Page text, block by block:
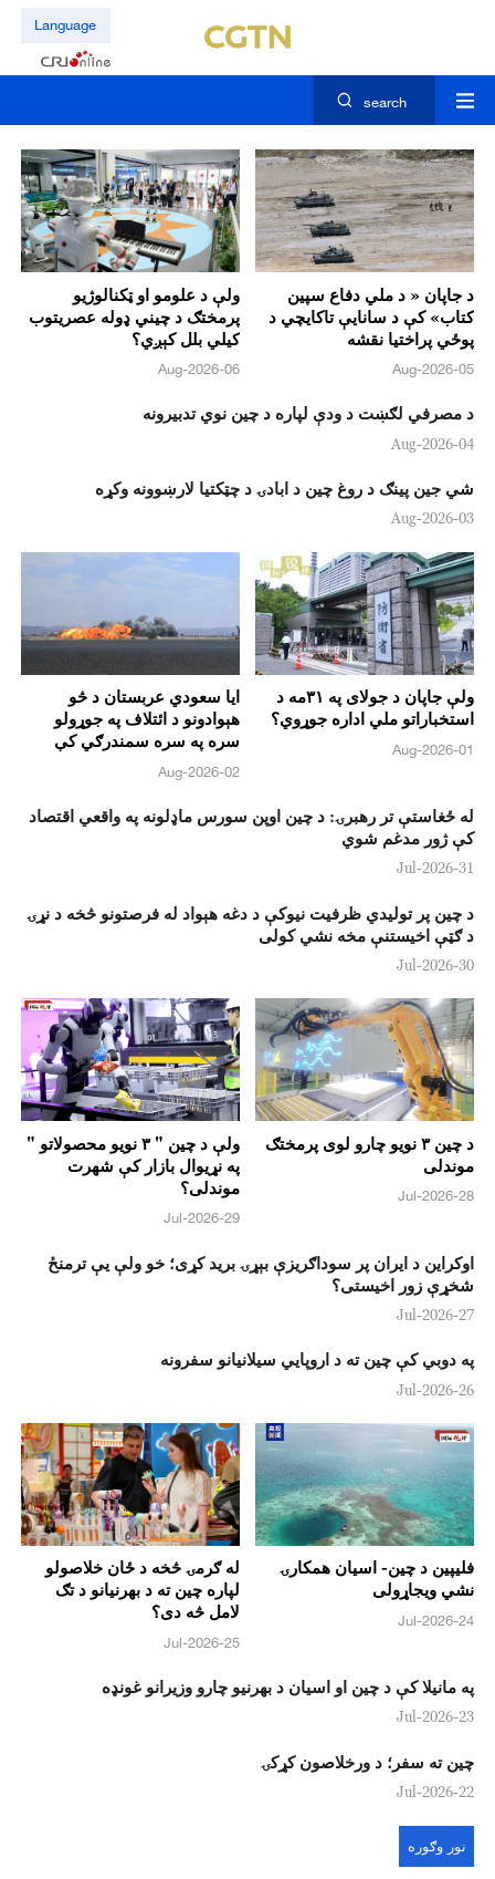
Language
search
ولې د علومو او ټکنالوژيو
پرمختګ د چيني ډوله عصريتوب
کيلي بلل کېږي؟
06-Aug-2026
د جاپان « د ملي دفاع سپين
کتاب» کې د سانايې تاکایچي د
پوځي پراختيا نقشه
05-Aug-2026
د مصرفي لګښت د ودې لپاره د چين نوي تدبیرونه
04-Aug-2026
شي جين پينګ د روغ چين د ابادۍ د چټکتيا لارښوونه وکړه
03-Aug-2026
ایا سعودي عربستان د څو
هېوادونو د ائتلاف په جوړولو
سره په سره سمندرګي کې
ټرانسپورټي ستونزه حلولای
02-Aug-2026
ولې جاپان د جولای په ۳۱مه د
استخباراتو ملي اداره جوړوي؟
01-Aug-2026
له ځغاستې تر رهبرۍ: د چین اوپن سورس ماډلونه په واقعي اقتصاد
کې ژور مدغم شوي
31-Jul-2026
د چین پر توليدي ظرفيت نيوکې د دغه هېواد له فرصتونو څخه د نړۍ
د ګټې اخيستنې مخه نشي کولی
30-Jul-2026
ولې د چین " ۳ نویو محصولاتو "
په نړیوال بازار کې شهرت
موندلی؟
29-Jul-2026
د چین ۳ نويو چارو لوی پرمختګ
موندلی
28-Jul-2026
اوکراین د ایران پر سوداګریزې بېړۍ برید کړی؛ خو ولې یې ترمنځ
شخړې زور اخیستی؟
27-Jul-2026
په دوبي کې چين ته د اروپايي سيلانيانو سفرونه
26-Jul-2026
له ګرمۍ څخه د ځان خلاصولو
لپاره چين ته د بهرنيانو د تګ
لامل څه دی؟
25-Jul-2026
فليپين د چين- اسيان همکارۍ
نشي ويجاړولی
24-Jul-2026
په مانیلا کې د چین او اسیان د بهرنیو چارو وزیرانو غونډه
23-Jul-2026
چين ته سفر؛ د ورخلاصون کړکۍ
22-Jul-2026
نور وګوره